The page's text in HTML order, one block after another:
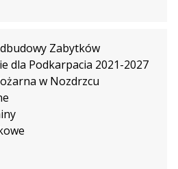
Zabytków
dla Podkarpacia 2021-2027
w Nozdrzcu